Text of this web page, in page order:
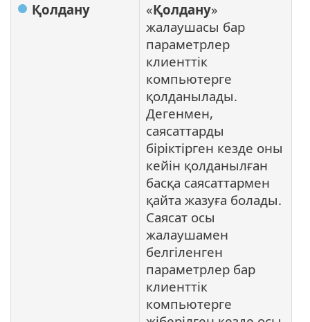
Қолдану
«Қолдану»
жалаушасы бар
параметрлер
клиенттік
компьютерге
қолданылады.
Дегенмен,
саясаттарды
біріктірген кезде оны
кейін қолданылған
басқа саясаттармен
қайта жазуға болады.
Саясат осы
жалаушамен
белгіленген
параметрлер бар
клиенттік
компьютерге